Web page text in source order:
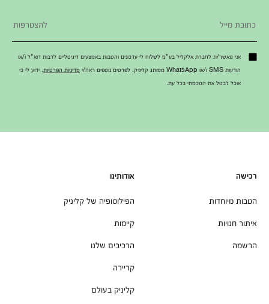
אני מאשר/ת לחברת אלקליל בע"מ לשלוח לי עדכונים והטבות באמצעים דיגיטליים לרבות דוא"ל ו/או
הודעות SMS ו/או WhatsApp ממותג קליניק. לפרטים נוספים ראה/י
מדיניות הפרטיות . ידוע לי כי
אוכל לבטל את הסכמתי בכל עת.
רכישה
הטבות מיוחדות
איתור חנויות
הרשמה
אודותינו
הפילוסופיה של קליניק
קיימות
הרכיבים שלנו
קריירה
קליניק בעולם